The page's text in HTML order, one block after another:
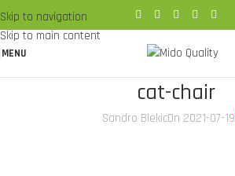
Skip to navigation
Skip to main content
MENU
cat-chair
Sandro BlekicOn 2021-07-19